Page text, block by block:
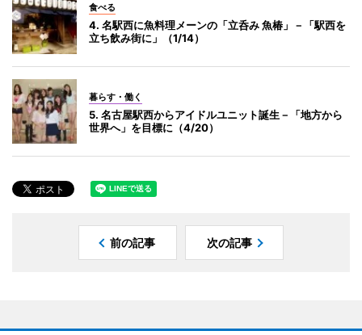
食べる
4. 名駅西に魚料理メーンの「立呑み 魚椿」－「駅西を
立ち飲み街に」（1/14）
暮らす・働く
5. 名古屋駅西からアイドルユニット誕生－「地方から
世界へ」を目標に（4/20）
前の記事 次の記事